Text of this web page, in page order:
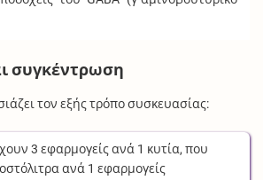
συγκέντρωση
τον εξής τρόπο συσκευασίας:
3 εφαρμογείςανά 1 κυτία, που
ανά 1 εφαρμογείς